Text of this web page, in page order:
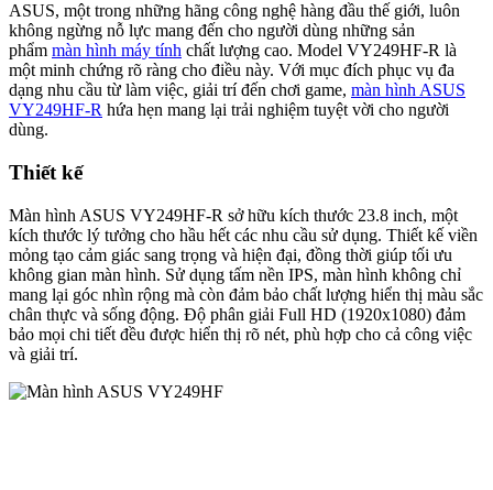
ASUS, một trong những hãng công nghệ hàng đầu thế giới, luôn
không ngừng nỗ lực mang đến cho người dùng những sản
phẩm màn hình máy tính chất lượng cao. Model VY249HF-R là
một minh chứng rõ ràng cho điều này. Với mục đích phục vụ đa
dạng nhu cầu từ làm việc, giải trí đến chơi game, màn hình ASUS
VY249HF-R hứa hẹn mang lại trải nghiệm tuyệt vời cho người
dùng.
Thiết kế
Màn hình ASUS VY249HF-R sở hữu kích thước 23.8 inch, một
kích thước lý tưởng cho hầu hết các nhu cầu sử dụng. Thiết kế viền
mỏng tạo cảm giác sang trọng và hiện đại, đồng thời giúp tối ưu
không gian màn hình. Sử dụng tấm nền IPS, màn hình không chỉ
mang lại góc nhìn rộng mà còn đảm bảo chất lượng hiển thị màu sắc
chân thực và sống động. Độ phân giải Full HD (1920x1080) đảm
bảo mọi chi tiết đều được hiển thị rõ nét, phù hợp cho cả công việc
và giải trí.